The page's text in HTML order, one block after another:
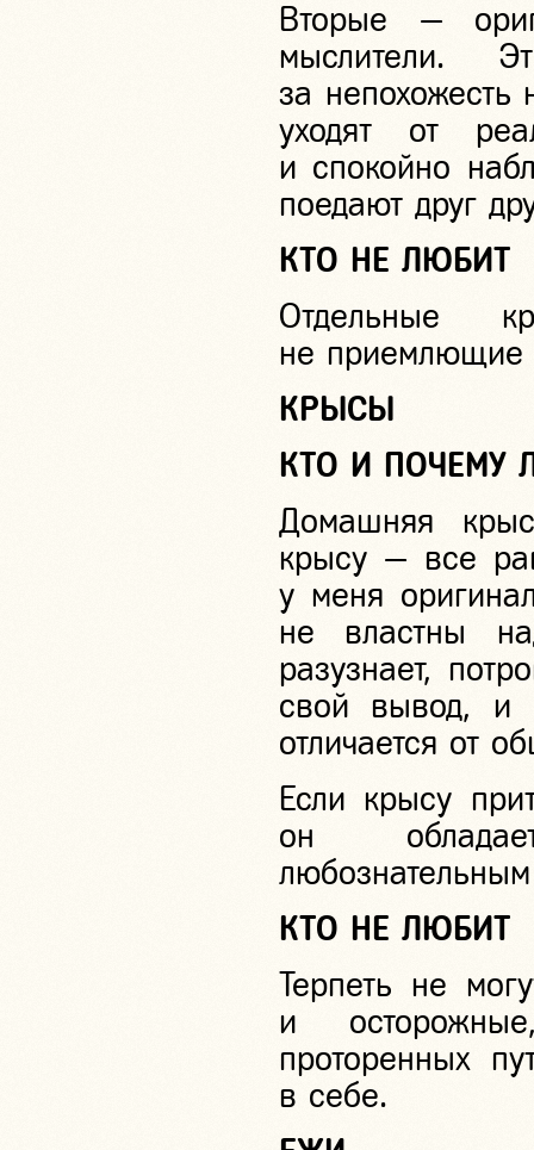
Вторые —
мыслители.
за
уходят от
и спокойно
поедают друг
КТО НЕ ЛЮБИТ
Отдельные
не приемлющие
КРЫСЫ
КТО И ПОЧЕМУ
Домашняя
крысу — все
у меня
не властны
разузнает,
свой вывод, и
отличается от
Если крысу
он
КТО НЕ ЛЮБИТ
Терпеть не
и
проторенных
в себе.